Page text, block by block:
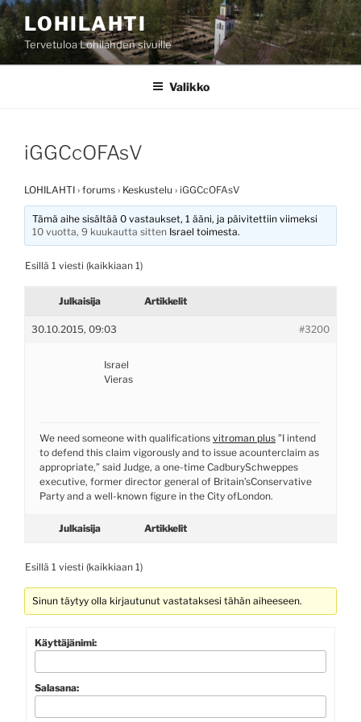
Siirry
sisältöönLOHILAHTI
Tervetuloa Lohilahden sivuille
Valikko
iGGCcOFAsV
LOHILAHTI › forums › Keskustelu › iGGCcOFAsV
Tämä aihe sisältää 0 vastaukset, 1 ääni, ja päivitettiin viimeksi
10 vuotta, 9 kuukautta sitten Israel toimesta.
Esillä 1 viesti (kaikkiaan 1)
Julkaisija Artikkelit
30.10.2015, 09:03 #3200
Israel
Vieras
We need someone with qualifications vitroman plus ”I intend
to defend this claim vigorously and to issue acounterclaim as
appropriate,” said Judge, a one-time CadburySchweppes
executive, former director general of Britain’sConservative
Party and a well-known figure in the City ofLondon.
Julkaisija Artikkelit
Esillä 1 viesti (kaikkiaan 1)
Sinun täytyy olla kirjautunut vastataksesi tähän aiheeseen.
Käyttäjänimi:
Salasana: